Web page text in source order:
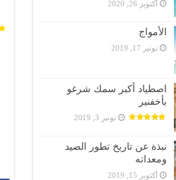
أكتوبر 26, 2020
الأمواج
نونبر 17, 2019
اصطياد أكبر سمك شرغو
بأخفنير
نونبر 3, 2019
نبذة عن تاريخ تطور الصيد
ومعداته
أكتوبر 15, 2019